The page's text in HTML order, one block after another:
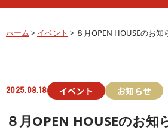
ホーム > イベント > ８月OPEN HOUSEのお知
2025.08.18 イベント お知らせ
８月OPEN HOUSEのお知